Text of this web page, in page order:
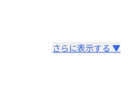
さらに表示する ▼